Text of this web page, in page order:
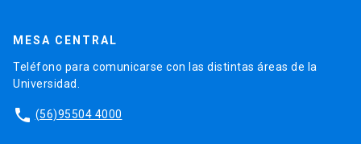
MESA CENTRAL
Teléfono para comunicarse con las distintas áreas de la
Universidad.
phone (56)95504 4000